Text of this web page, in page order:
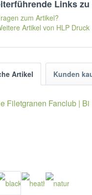
Links
zum Artikel?
Artikel von HLP Druck
Artikel Kunden